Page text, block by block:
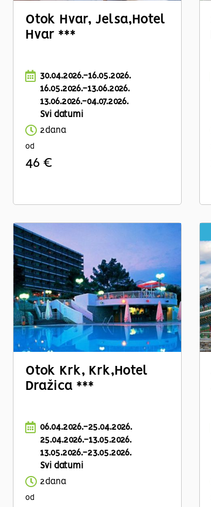
Otok Hvar, Jelsa,Hotel
Hvar ***
30.04.2026.-16.05.2026.
16.05.2026.-13.06.2026.
13.06.2026.-04.07.2026.
Svi datumi
2dana
od
46 €
Otok Krk, Krk,Hotel
Dražica ***
06.04.2026.-25.04.2026.
25.04.2026.-13.05.2026.
13.05.2026.-23.05.2026.
Svi datumi
2dana
od